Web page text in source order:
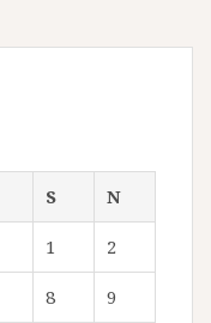
S N
1 2
8 9